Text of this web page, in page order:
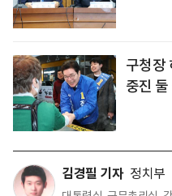
구청장
중진
김경필 기자 정치부